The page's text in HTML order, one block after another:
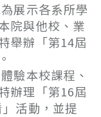
展示各系所學
院與他校、業
舉辦「第14屆
驗本校課程、
辦理「第16屆
活動，並提